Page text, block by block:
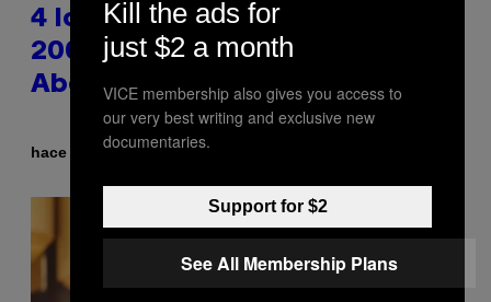
4 Iconic MTV Shows From the
2000s You Definitely Forgot
About
hace 14 minutosPor
Kill the ads for
just $2 a month
VICE membership also gives you access to
our very best writing and exclusive new
documentaries.
Support for $2
See All Membership Plans